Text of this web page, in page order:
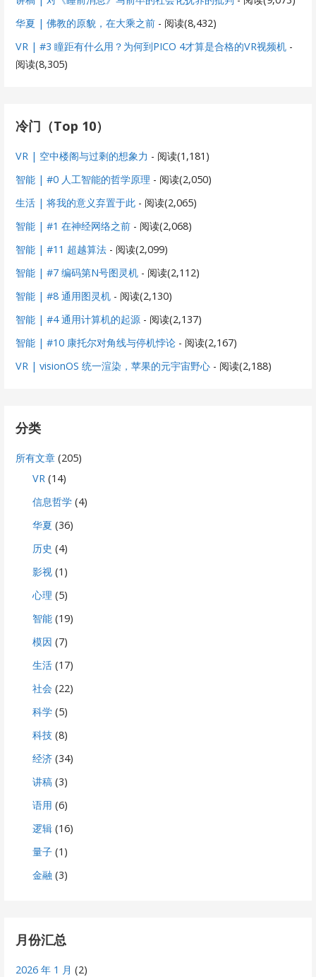
华夏 | 佛教的原貌，在大乘之前 - 阅读(8,432)
VR | #3 瞳距有什么用？为何到PICO 4才算是合格的VR视频机 -
阅读(8,305)
冷门（Top 10）
VR | 空中楼阁与过剩的想象力 - 阅读(1,181)
智能 | #0 人工智能的哲学原理 - 阅读(2,050)
生活 | 将我的意义弃置于此 - 阅读(2,065)
智能 | #1 在神经网络之前 - 阅读(2,068)
智能 | #11 超越算法 - 阅读(2,099)
智能 | #7 编码第N号图灵机 - 阅读(2,112)
智能 | #8 通用图灵机 - 阅读(2,130)
智能 | #4 通用计算机的起源 - 阅读(2,137)
智能 | #10 康托尔对角线与停机悖论 - 阅读(2,167)
VR | visionOS 统一渲染，苹果的元宇宙野心 - 阅读(2,188)
分类
所有文章 (205)
VR (14)
信息哲学 (4)
华夏 (36)
历史 (4)
影视 (1)
心理 (5)
智能 (19)
模因 (7)
生活 (17)
社会 (22)
科学 (5)
科技 (8)
经济 (34)
讲稿 (3)
语用 (6)
逻辑 (16)
量子 (1)
金融 (3)
月份汇总
2026 年 1 月 (2)